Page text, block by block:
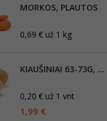
MORKOS, PLAUTOS
0,69 € už 1 kg
KIAUŠINIAI 63-73G, DYDIS L,10VNT
0,20 € už 1 vnt
1,99 €